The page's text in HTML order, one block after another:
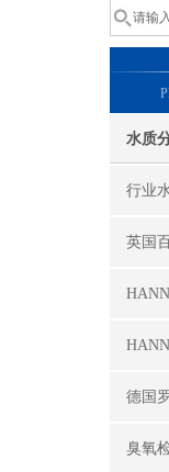
水质
行业
英国
臭氧